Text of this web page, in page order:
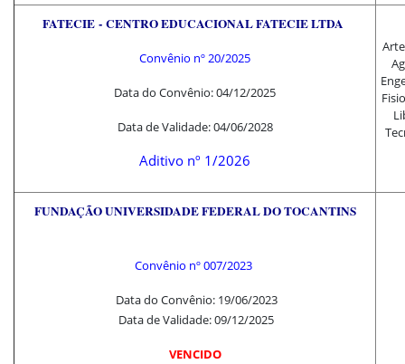
FATECIE - CENTRO EDUCACIONAL FATECIE LTDA
Convênio nº 20/2025
Data do Convênio: 04/12/2025
Data de Validade: 04/06/2028
Aditivo nº 1/2026
FUNDAÇÃO UNIVERSIDADE FEDERAL DO TOCANTINS
Convênio nº 007/2023
Data do Convênio: 19/06/2023
Data de Validade: 09/12/2025
VENCIDO